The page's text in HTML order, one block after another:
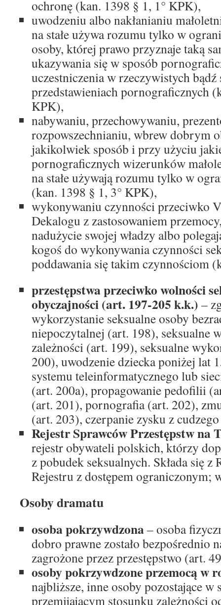
ochronę (kan. 1398 § 1, 1° KPK),
uwodzeniu albo nakłanianiu
na stałe używa rozumu tylko w
osoby, której prawo przyznaje taką
ukazywania się w sposób
uczestniczenia w rzeczywistych
przedstawieniach pornograficznych
KPK),
nabywaniu, przechowywaniu,
rozpowszechnianiu, wbrew dobrym
jakikolwiek sposób i przy użyciu
pornograficznych wizerunków
na stałe używają rozumu tylko w
(kan. 1398 § 1, 3° KPK),
wykonywaniu czynności przeciwko
Dekalogu z zastosowaniem
nadużycie swojej władzy albo
kogoś do wykonywania czynności
poddawania się takim czynnościom
przestępstwa przeciwko wolności
obyczajności (art. 197-205 k.k.) –
wykorzystanie seksualne osoby
niepoczytalnej (art. 198), seksualne
zależności (art. 199), seksualne
200), uwodzenie dziecka poniżej lat
systemu teleinformatycznego lub
(art. 200a), propagowanie pedofilii
(art. 201), pornografia (art. 202),
(art. 203), czerpanie zysku z
Rejestr Sprawców Przestępstw na
rejestr obywateli polskich, którzy
z pobudek seksualnych. Składa się
Rejestru z dostępem ograniczonym;
Osoby dramatu
osoba pokrzywdzona– osoba
dobro prawne zostało bezpośrednio
zagrożone przez przestępstwo (art.
osoby pokrzywdzone przemocą w
najbliższe, inne osoby pozostające w
przemijającym stosunku zależności